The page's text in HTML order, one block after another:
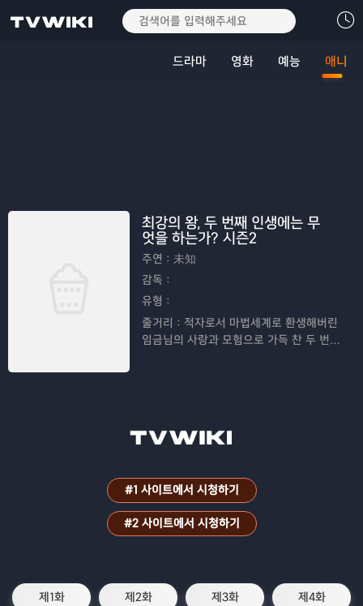
드라마 영화 예능 애니
최강의 왕, 두 번째 인생에는 무
엇을 하는가? 시즌2
주연： 未知
감독：
유형：
줄거리： 적자로서 마법세계로 환생해버린
임금님의 사랑과 모험으로 가득 찬 두 번째
#1 사이트에서 시청하기
#2 사이트에서 시청하기
제1화 제2화 제3화 제4화